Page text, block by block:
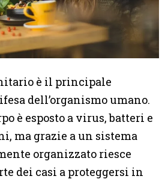
è il principale
dell’organismo umano.
è esposto a virus, batteri e
ma grazie a un sistema
organizzato riesce
dei casi a proteggersi in